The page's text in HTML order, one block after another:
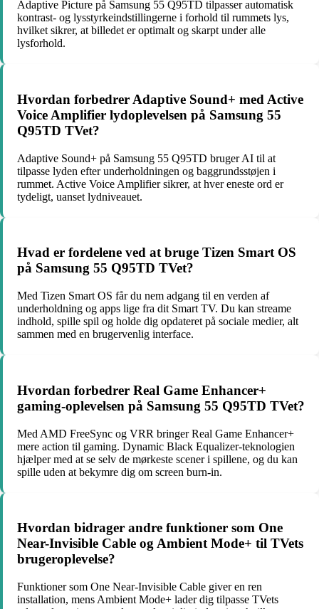
Adaptive Picture på Samsung 55 Q95TD tilpasser automatisk
kontrast- og lysstyrkeindstillingerne i forhold til rummets lys,
hvilket sikrer, at billedet er optimalt og skarpt under alle
lysforhold.
Hvordan forbedrer Adaptive Sound+ med Active
Voice Amplifier lydoplevelsen på Samsung 55
Q95TD TVet?
Adaptive Sound+ på Samsung 55 Q95TD bruger AI til at
tilpasse lyden efter underholdningen og baggrundsstøjen i
rummet. Active Voice Amplifier sikrer, at hver eneste ord er
tydeligt, uanset lydniveauet.
Hvad er fordelene ved at bruge Tizen Smart OS
på Samsung 55 Q95TD TVet?
Med Tizen Smart OS får du nem adgang til en verden af
underholdning og apps lige fra dit Smart TV. Du kan streame
indhold, spille spil og holde dig opdateret på sociale medier, alt
sammen med en brugervenlig interface.
Hvordan forbedrer Real Game Enhancer+
gaming-oplevelsen på Samsung 55 Q95TD TVet?
Med AMD FreeSync og VRR bringer Real Game Enhancer+
mere action til gaming. Dynamic Black Equalizer-teknologien
hjælper med at se selv de mørkeste scener i spillene, og du kan
spille uden at bekymre dig om screen burn-in.
Hvordan bidrager andre funktioner som One
Near-Invisible Cable og Ambient Mode+ til TVets
brugeroplevelse?
Funktioner som One Near-Invisible Cable giver en ren
installation, mens Ambient Mode+ lader dig tilpasse TVets